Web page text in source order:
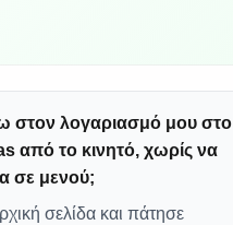
στον λογαριασμό μου στο
από το κινητό, χωρίς να
σε μενού;
σελίδα και πάτησε